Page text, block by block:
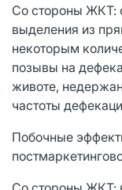
Со стороны ЖКТ:
выделения из
некоторым
позывы на
животе,
частоты
Побочные